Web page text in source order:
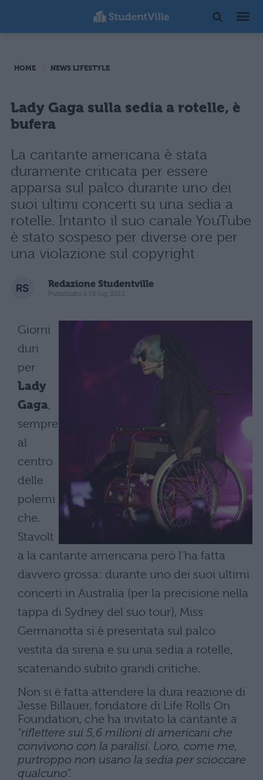
HOME NEWS LIFESTYLE
Lady Gaga sulla sedia a rotelle, è
bufera
La cantante americana è stata
duramente criticata per essere
apparsa sul palco durante uno dei
suoi ultimi concerti su una sedia a
rotelle. Intanto il suo canale YouTube
è stato sospeso per diverse ore per
una violazione sul copyright
Redazione Studentville
Pubblicato il 16 lug 2011
Giorni
duri
per
Lady
Gaga,
sempre
al
centro
delle
polemi
che.
Stavolt
a la cantante americana però l’ha fatta
davvero grossa: durante uno dei suoi ultimi
concerti in Australia (per la precisione nella
tappa di Sydney del suo tour), Miss
Germanotta si è presentata sul palco
vestita da sirena e su una sedia a rotelle,
scatenando subito grandi critiche.
Non si è fatta attendere la dura reazione di
Jesse Billauer, fondatore di Life Rolls On
Foundation, che ha invitato la cantante a
"riflettere sui 5,6 milioni di americani che
convivono con la paralisi. Loro, come me,
purtroppo non usano la sedia per scioccare
qualcuno".